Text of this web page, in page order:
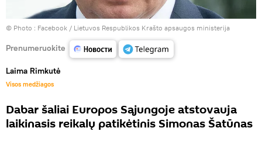
© Photo : Facebook / Lietuvos Respublikos Krašto apsaugos ministerija
Prenumeruokite
Laima Rimkutė
Visos medžiagos
Dabar šaliai Europos Sąjungoje atstovauja
laikinasis reikalų patikėtinis Simonas Šatūnas